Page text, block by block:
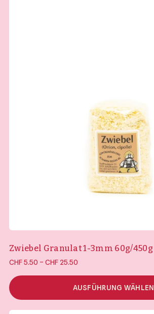
Zwiebel Granulat 1-3mm 60g/450g
CHF5.50 – CHF 25.50
CHF 25.50
AUSFÜHRUNG WÄHLEN